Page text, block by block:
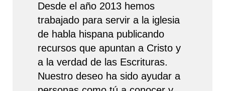
Desde el año 2013 hemos
trabajado para servir a la iglesia
de habla hispana publicando
recursos que apuntan a Cristo y
a la verdad de las Escrituras.
Nuestro deseo ha sido ayudar a